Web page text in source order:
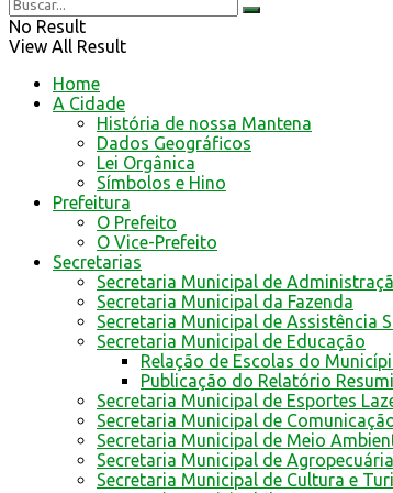
No Result
View All Result
Home
A Cidade
História de nossa Mantena
Dados Geográficos
Lei Orgânica
Símbolos e Hino
Prefeitura
O Prefeito
O Vice-Prefeito
Secretarias
Secretaria Municipal de
Secretaria Municipal da Fazenda
Secretaria Municipal de Assistência
Secretaria Municipal de Educação
Relação de Escolas do
Publicação do Relatório
Secretaria Municipal de Esportes
Secretaria Municipal de
Secretaria Municipal de Meio
Secretaria Municipal de Agropecuária
Secretaria Municipal de Cultura e